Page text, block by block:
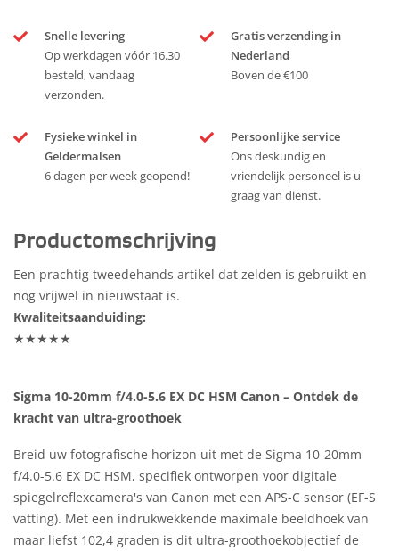
Snelle levering
Op werkdagen vóór 16.30
besteld, vandaag
verzonden.
Gratis verzending in
Nederland
Boven de €100
Fysieke winkel in
Geldermalsen
6 dagen per week geopend!
Persoonlijke service
Ons deskundig en
vriendelijk personeel is u
graag van dienst.
Productomschrijving
Een prachtig tweedehands artikel dat zelden is gebruikt en
nog vrijwel in nieuwstaat is.
Kwaliteitsaanduiding:
★★★★★
Sigma 10-20mm f/4.0-5.6 EX DC HSM Canon – Ontdek de
kracht van ultra-groothoek
Breid uw fotografische horizon uit met de Sigma 10-20mm
f/4.0-5.6 EX DC HSM, specifiek ontworpen voor digitale
spiegelreflexcamera's van Canon met een APS-C sensor (EF-S
vatting). Met een indrukwekkende maximale beeldhoek van
maar liefst 102,4 graden is dit ultra-groothoekobjectief de